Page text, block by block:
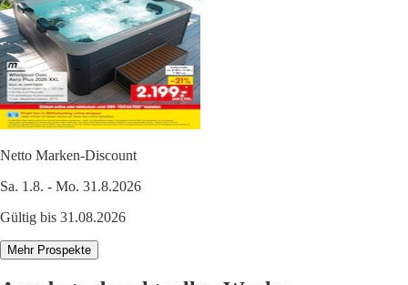
Netto Marken-Discount
Sa. 1.8. - Mo. 31.8.2026
Gültig bis 31.08.2026
Mehr Prospekte